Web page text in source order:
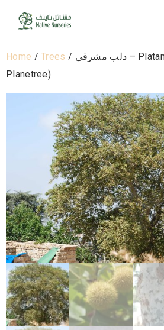
Home /Trees / دلب مشرقي – Platanus orientalis (Asian
Planetree)